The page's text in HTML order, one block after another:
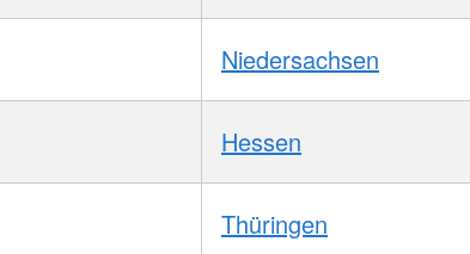
Niedersachsen
Hessen
Thüringen